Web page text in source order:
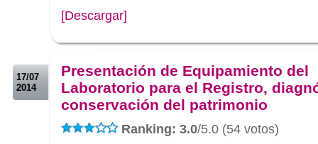
[Descargar]
17/07
2014
Presentación de Equipamiento del
Laboratorio para el Registro,
conservación del patrimonio
Ranking: 3.0/5.0 (54 votos)